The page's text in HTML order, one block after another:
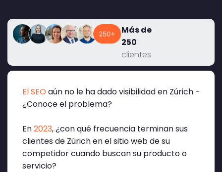
Más de
250
clientes
El SEO aún no le ha dado visibilidad en Zúrich -
¿Conoce el problema?
En2023, ¿con qué frecuencia terminan sus
clientes de Zúrich en el sitio web de su
competidor cuando buscan su producto o
servicio?